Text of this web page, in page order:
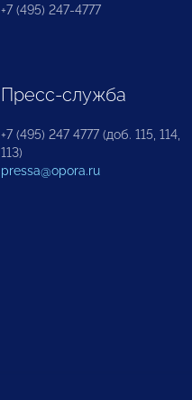
+7 (495) 247-4777
Пресс-служба
+7 (495) 247 4777 (доб. 115, 114,
113)
pressa@opora.ru